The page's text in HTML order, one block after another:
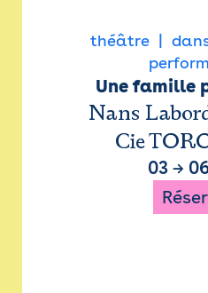
théâtre
Une famille
Nans
Cie
03 →